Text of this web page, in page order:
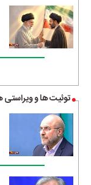
توئیت ها و ویراستی